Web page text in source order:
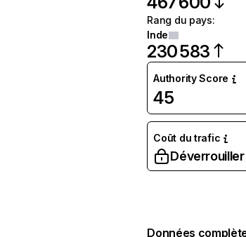
Rang du pays:
Inde
230 583
Authority Score
45
Coût du trafic
Déverrouiller
Données